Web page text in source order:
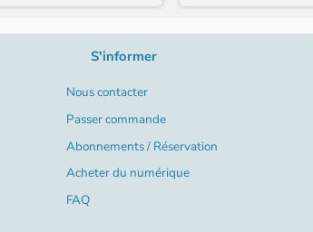
S'informer
Nous contacter
Passer commande
Abonnements / Réservation
Acheter du numérique
FAQ